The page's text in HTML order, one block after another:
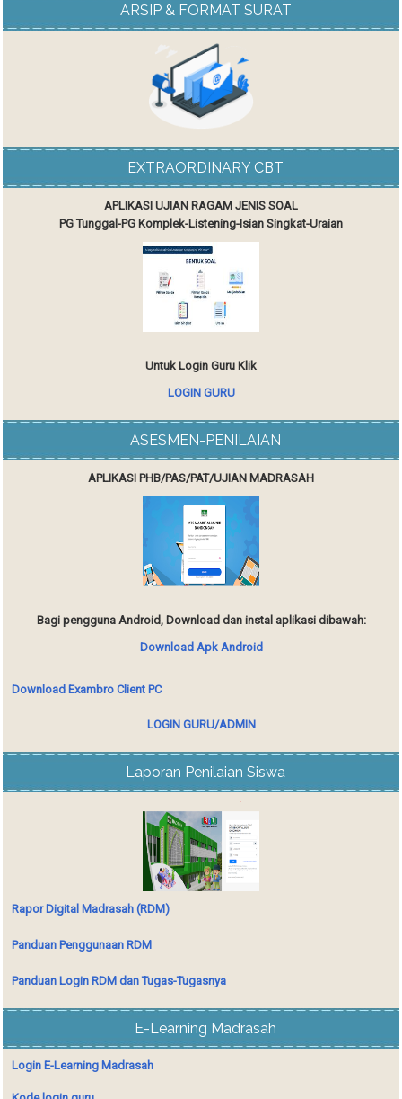
ARSIP & FORMAT SURAT
EXTRAORDINARY CBT
APLIKASI UJIAN RAGAM JENIS SOAL
PG Tunggal-PG Komplek-Listening-Isian Singkat-Uraian
Untuk Login Guru Klik
LOGIN GURU
ASESMEN-PENILAIAN
APLIKASI PHB/PAS/PAT/UJIAN MADRASAH
Bagi pengguna Android, Download dan instal aplikasi dibawah:
Download Apk Android
Download Exambro Client PC
LOGIN GURU/ADMIN
Laporan Penilaian Siswa
Rapor Digital Madrasah (RDM)
Panduan Penggunaan RDM
Panduan Login RDM dan Tugas-Tugasnya
E-Learning Madrasah
Login E-Learning Madrasah